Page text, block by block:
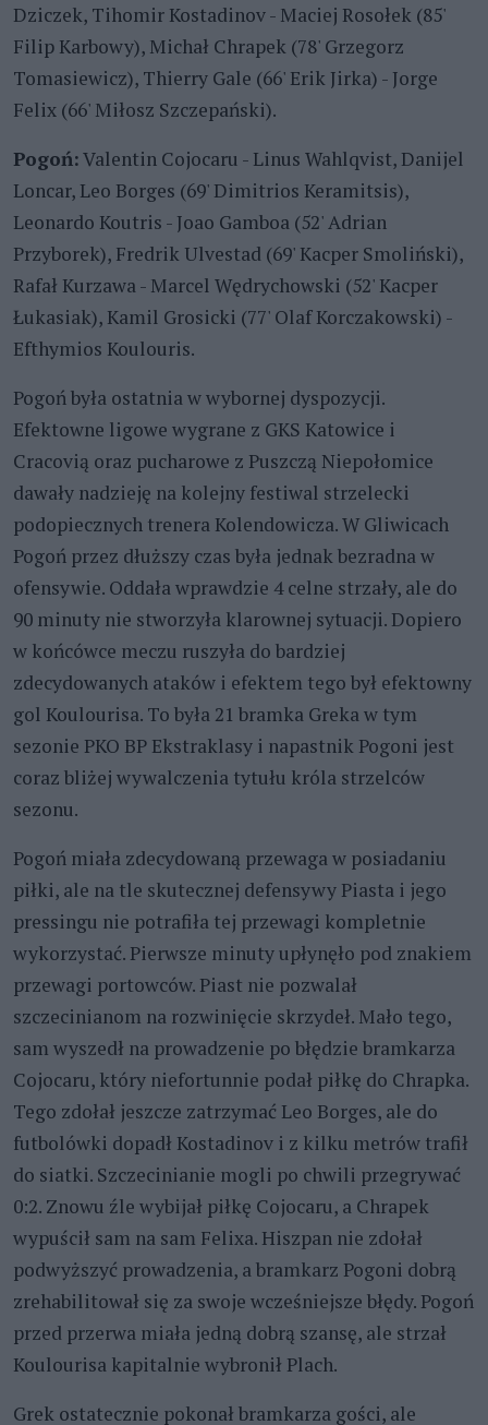
Dziczek, Tihomir Kostadinov - Maciej Rosołek (85'
Filip Karbowy), Michał Chrapek (78' Grzegorz
Tomasiewicz), Thierry Gale (66' Erik Jirka) - Jorge
Felix (66' Miłosz Szczepański).
Pogoń:Valentin Cojocaru - Linus Wahlqvist, Danijel
Loncar, Leo Borges (69' Dimitrios Keramitsis),
Leonardo Koutris - Joao Gamboa (52' Adrian
Przyborek), Fredrik Ulvestad (69' Kacper Smoliński),
Rafał Kurzawa - Marcel Wędrychowski (52' Kacper
Łukasiak), Kamil Grosicki (77' Olaf Korczakowski) -
Efthymios Koulouris.
Pogoń była ostatnia w wybornej dyspozycji.
Efektowne ligowe wygrane z GKS Katowice i
Cracovią oraz pucharowe z Puszczą Niepołomice
dawały nadzieję na kolejny festiwal strzelecki
podopiecznych trenera Kolendowicza. W Gliwicach
Pogoń przez dłuższy czas była jednak bezradna w
ofensywie. Oddała wprawdzie 4 celne strzały, ale do
90 minuty nie stworzyła klarownej sytuacji. Dopiero
w końcówce meczu ruszyła do bardziej
zdecydowanych ataków i efektem tego był efektowny
gol Koulourisa. To była 21 bramka Greka w tym
sezonie PKO BP Ekstraklasy i napastnik Pogoni jest
coraz bliżej wywalczenia tytułu króla strzelców
sezonu.
Pogoń miała zdecydowaną przewaga w posiadaniu
piłki, ale na tle skutecznej defensywy Piasta i jego
pressingu nie potrafiła tej przewagi kompletnie
wykorzystać. Pierwsze minuty upłynęło pod znakiem
przewagi portowców. Piast nie pozwalał
szczecinianom na rozwinięcie skrzydeł. Mało tego,
sam wyszedł na prowadzenie po błędzie bramkarza
Cojocaru, który niefortunnie podał piłkę do Chrapka.
Tego zdołał jeszcze zatrzymać Leo Borges, ale do
futbolówki dopadł Kostadinov i z kilku metrów trafił
do siatki. Szczecinianie mogli po chwili przegrywać
0:2. Znowu źle wybijał piłkę Cojocaru, a Chrapek
wypuścił sam na sam Felixa. Hiszpan nie zdołał
podwyższyć prowadzenia, a bramkarz Pogoni dobrą
zrehabilitował się za swoje wcześniejsze błędy. Pogoń
przed przerwa miała jedną dobrą szansę, ale strzał
Koulourisa kapitalnie wybronił Plach.
Grek ostatecznie pokonał bramkarza gości, ale